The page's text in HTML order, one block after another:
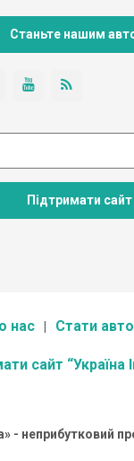
Станьте нашим
Підтримати сайт
нас Стати
сайт “Україна
- неприбутковий